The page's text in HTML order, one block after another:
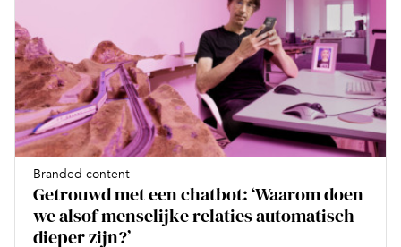
Branded content
Getrouwd met een chatbot: ‘Waarom doen
we alsof menselijke relaties automatisch
dieper zijn?’